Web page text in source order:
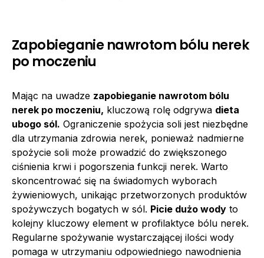
Zapobieganie nawrotom bólu nerek
po moczeniu
Mając na uwadze zapobieganie nawrotom bólu
nerek po moczeniu, kluczową rolę odgrywa dieta
ubogo sól. Ograniczenie spożycia soli jest niezbędne
dla utrzymania zdrowia nerek, ponieważ nadmierne
spożycie soli może prowadzić do zwiększonego
ciśnienia krwi i pogorszenia funkcji nerek. Warto
skoncentrować się na świadomych wyborach
żywieniowych, unikając przetworzonych produktów
spożywczych bogatych w sól. Picie dużo wody to
kolejny kluczowy element w profilaktyce bólu nerek.
Regularne spożywanie wystarczającej ilości wody
pomaga w utrzymaniu odpowiedniego nawodnienia